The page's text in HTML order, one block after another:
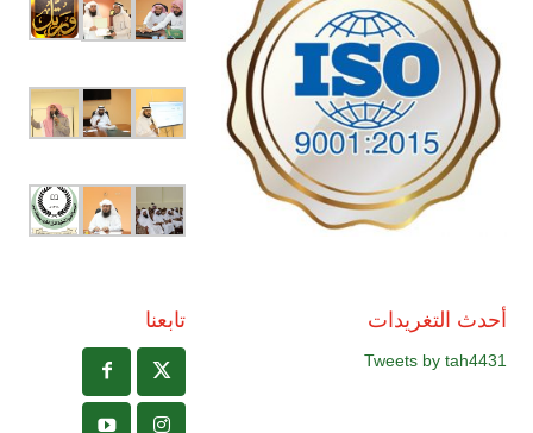
أحدث التغريدات
Tweets by tah4431
تابعنا